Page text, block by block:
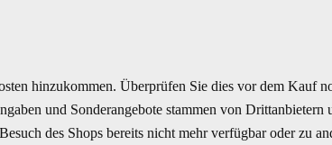
hinzukommen. Überprüfen Sie dies vor dem Kauf
und Sonderangebote stammen von
des Shops bereits nicht mehr verfügbar oder zu